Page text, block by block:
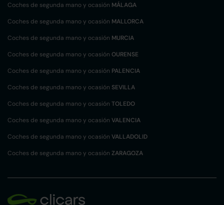
Coches de segunda mano y ocasión MÁLAGA
Coches de segunda mano y ocasión MALLORCA
Coches de segunda mano y ocasión MURCIA
Coches de segunda mano y ocasión OURENSE
Coches de segunda mano y ocasión PALENCIA
Coches de segunda mano y ocasión SEVILLA
Coches de segunda mano y ocasión TOLEDO
Coches de segunda mano y ocasión VALENCIA
Coches de segunda mano y ocasión VALLADOLID
Coches de segunda mano y ocasión ZARAGOZA